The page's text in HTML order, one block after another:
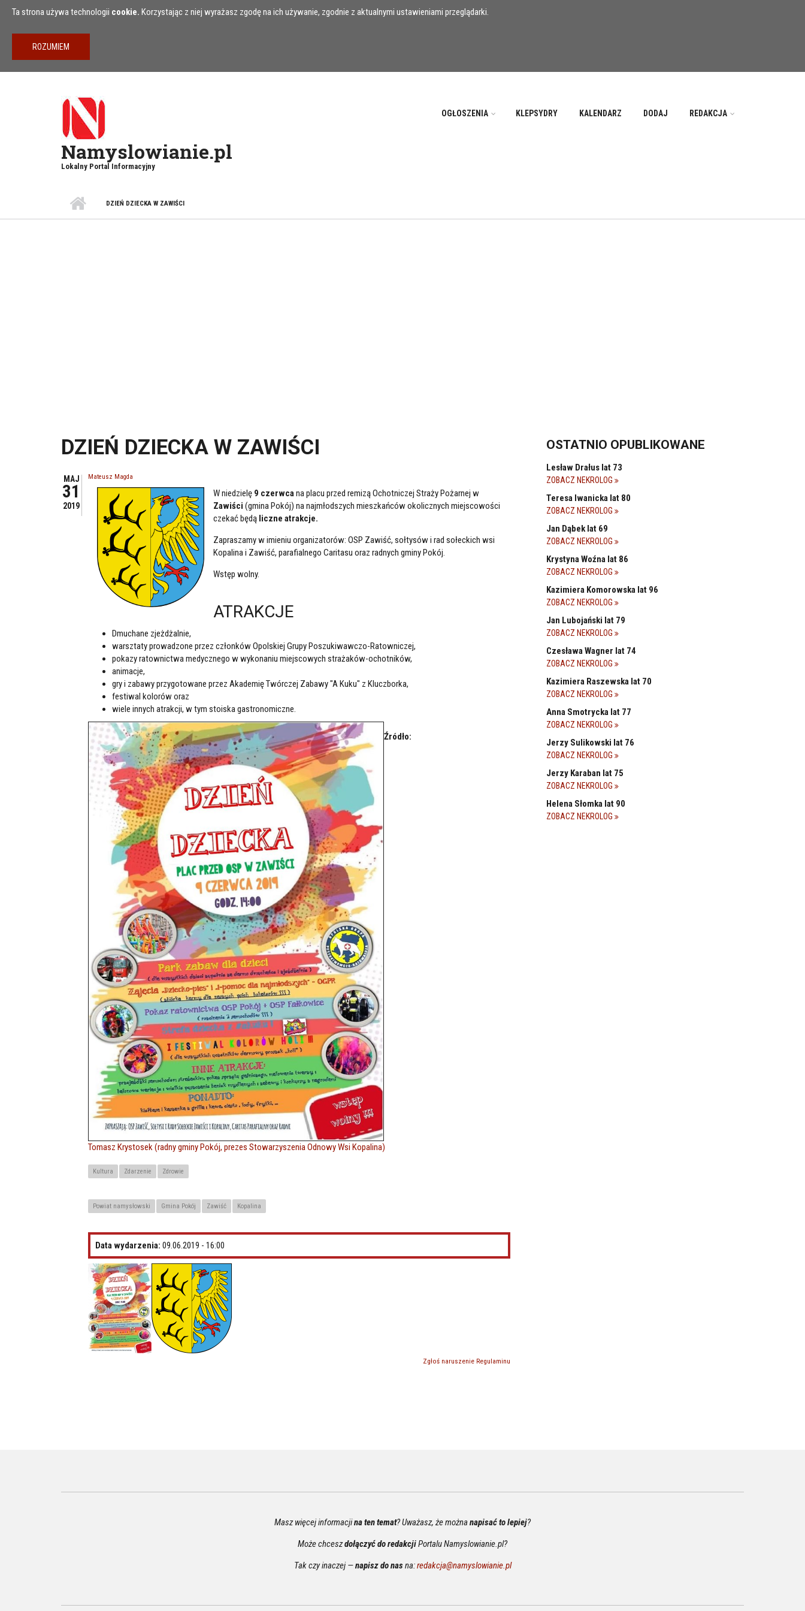
Przejdź do treści
Ta strona używa technologii cookie. Korzystając z niej wyrażasz zgodę na ich używanie, zgodnie z aktualnymi ustawieniami przeglądarki.
Namyslowianie.pl
Lokalny Portal Informacyjny
OGŁOSZENIA KLEPSYDRY KALENDARZ DODAJ REDAKCJA
DZIEŃ DZIECKA W ZAWIŚCI
DZIEŃ DZIECKA W ZAWIŚCI
MAJ
31
2019
Mateusz Magda
W niedzielę 9 czerwcana placu przed remizą Ochotniczej Straży Pożarnej w
Zawiści (gmina Pokój) na najmłodszych mieszkańców okolicznych miejscowości
czekać będą liczne atrakcje.
Zapraszamy w imieniu organizatorów: OSP Zawiść, sołtysów i rad sołeckich wsi
Kopalina i Zawiść, parafialnego Caritasu oraz radnych gminy Pokój.
Wstęp wolny.
ATRAKCJE
Dmuchane zjeżdżalnie,
warsztaty prowadzone przez członków Opolskiej Grupy Poszukiwawczo-Ratowniczej,
pokazy ratownictwa medycznego w wykonaniu miejscowych strażaków-ochotników,
animacje,
gry i zabawy przygotowane przez Akademię Twórczej Zabawy "A Kuku" z Kluczborka,
festiwal kolorów oraz
wiele innych atrakcji, w tym stoiska gastronomiczne.
Źródło:
Tomasz Krystosek (radny gminy Pokój, prezes Stowarzyszenia Odnowy Wsi Kopalina)
Kultura Zdarzenie Zdrowie
Powiat namysłowski Gmina Pokój Zawiść Kopalina
Data wydarzenia: 09.06.2019 - 16:00
Zgłoś naruszenie Regulaminu
OSTATNIO OPUBLIKOWANE
Lesław Drałus lat 73
ZOBACZ NEKROLOG
Teresa Iwanicka lat 80
ZOBACZ NEKROLOG
Jan Dąbek lat 69
ZOBACZ NEKROLOG
Krystyna Woźna lat 86
ZOBACZ NEKROLOG
Kazimiera Komorowska lat 96
ZOBACZ NEKROLOG
Jan Lubojański lat 79
ZOBACZ NEKROLOG
Czesława Wagner lat 74
ZOBACZ NEKROLOG
Kazimiera Raszewska lat 70
ZOBACZ NEKROLOG
Anna Smotrycka lat 77
ZOBACZ NEKROLOG
Jerzy Sulikowski lat 76
ZOBACZ NEKROLOG
Jerzy Karaban lat 75
ZOBACZ NEKROLOG
Helena Słomka lat 90
ZOBACZ NEKROLOG
Masz więcej informacjina ten temat? Uważasz, że możnanapisać to lepiej?
Może chceszdołączyć do redakcjiPortalu Namyslowianie.pl?
Tak czy inaczej —napisz do nasna:redakcja@namyslowianie.pl